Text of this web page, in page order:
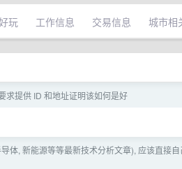
玩 工作信息 交易信息 城市相
求提供 ID 和地址证明该如何是好
体, 新能源等等最新技术分析文章), 应该直接自